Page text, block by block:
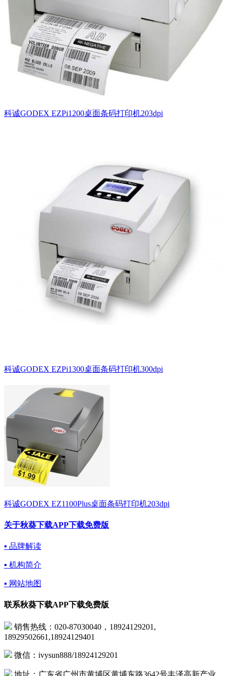
科诚GODEX EZPi1200桌面条码打印机203dpi
科诚GODEX EZPi1300桌面条码打印机300dpi
科诚GODEX EZ1100Plus桌面条码打印机203dpi
关于秋葵下载APP下载免费版
▪ 品牌解读
▪ 机构简介
▪ 网站地图
联系秋葵下载APP下载免费版
销售热线：020-87030040，18924129201,
18929502661,18924129401
微信：ivysun888/18924129201
地址：广东省广州市黄埔区黄埔东路3642号丰泽高新产业